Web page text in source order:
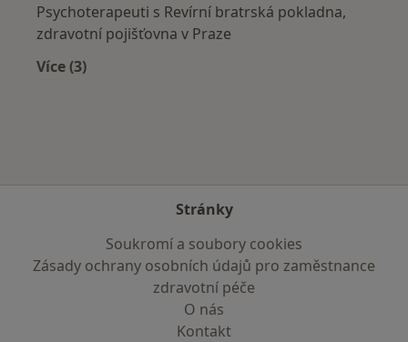
Psychoterapeuti s Revírní bratrská pokladna,
zdravotní pojišťovna v Praze
Více (3)
Stránky
Soukromí a soubory cookies
Zásady ochrany osobních údajů pro zaměstnance
zdravotní péče
O nás
Kontakt